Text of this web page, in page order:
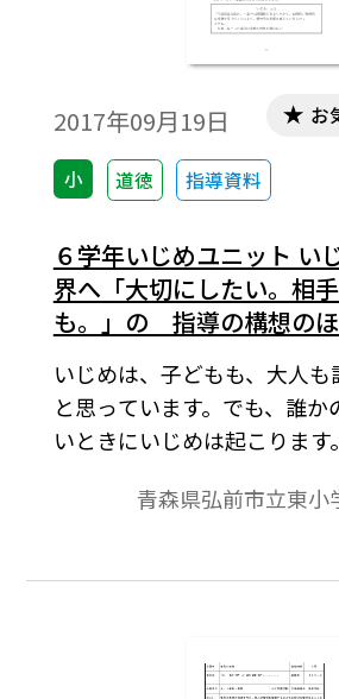
2017年09月19日
小 道徳 指導資料
お
６学年いじめユニット い
界へ「大切にしたい。相
も。」の 指導の構想の
いじめは、子どもも、大人
と思っています。でも、誰か
いときにいじめは起こります
ることもあると思います。
ります。では、何がたりなく
青森県弘前市立東